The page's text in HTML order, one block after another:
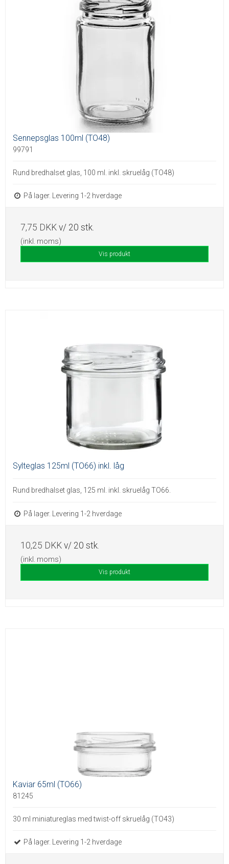
Sennepsglas 100ml (TO48)
99791
Rund bredhalset glas, 100 ml. inkl. skruelåg (TO48)
På lager. Levering 1-2 hverdage
7,75 DKK v/ 20 stk.
(inkl. moms)
Vis produkt
Sylteglas 125ml (TO66) inkl. låg
Rund bredhalset glas, 125 ml. inkl. skruelåg TO66.
På lager. Levering 1-2 hverdage
10,25 DKK v/ 20 stk.
(inkl. moms)
Vis produkt
Kaviar 65ml (TO66)
81245
30 ml miniatureglas med twist-off skruelåg (TO43)
På lager. Levering 1-2 hverdage